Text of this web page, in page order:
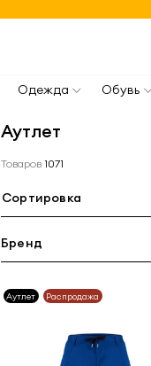
Одежда Обувь
Аутлет
Товаров 1071
Сортировка
Бренд
Аутлет Распродажа